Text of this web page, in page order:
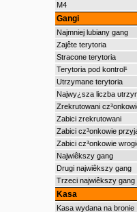
M4
Gangi
Najmniej lubiany gang
Zajête terytoria
Stracone terytoria
Terytoria pod kontrol¹
Utrzymane terytoria
Najwy¿sza liczba
Zrekrutowani
Zabici zrekrutowani
Zabici cz³onkowie
Zabici cz³onkowie
Najwiêkszy gang
Drugi najwiêkszy gang
Trzeci najwiêkszy gang
Kasa
Kasa wydana na bronie